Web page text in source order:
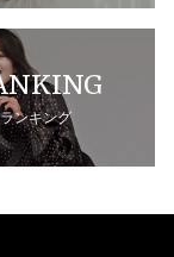
ランキング